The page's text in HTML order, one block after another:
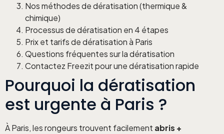
Nos méthodes de dératisation (thermique &
chimique)
Processus de dératisation en 4 étapes
Prix et tarifs de dératisation à Paris
Questions fréquentes sur la dératisation
Contactez Freezit pour une dératisation rapide
Pourquoi la dératisation
est urgente à Paris ?
À Paris, les rongeurs trouvent facilement abris +